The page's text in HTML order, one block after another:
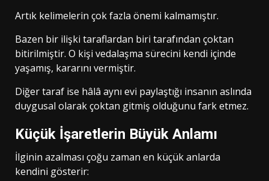
Artık kelimelerin çok fazla önemi kalmamıştır.
Bazen bir ilişki taraflardan biri tarafından çoktan
bitirilmiştir. O kişi vedalaşma sürecini kendi içinde
yaşamış, kararını vermiştir.
Diğer taraf ise hâlâ aynı evi paylaştığı insanın aslında
duygusal olarak çoktan gitmiş olduğunu fark etmez.
Küçük İşaretlerin Büyük Anlamı
İlginin azalması çoğu zaman en küçük anlarda
kendini gösterir: